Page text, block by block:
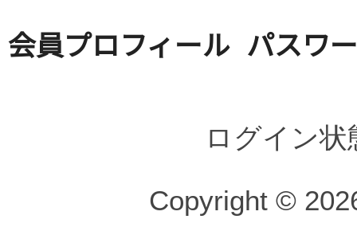
会員プロフィール パスワ
ログイン
Copyright ©